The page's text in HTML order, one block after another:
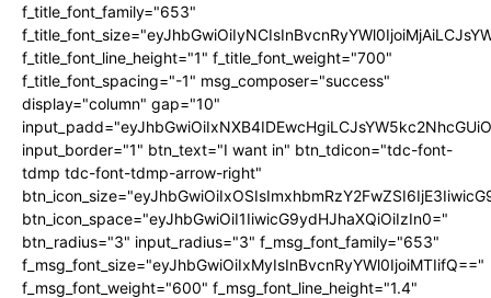
f_title_font_family="653"
f_title_font_line_height="1" f_title_font_weight="700"
f_title_font_spacing="-1" msg_composer="success"
display="column" gap="10"
input_border="1" btn_text="I want in" btn_tdicon="tdc-font-
tdmp tdc-font-tdmp-arrow-right"
btn_icon_space="eyJhbGwiOiI1IiwicG9ydHJhaXQiOiIzIn0="
btn_radius="3" input_radius="3" f_msg_font_family="653"
f_msg_font_size="eyJhbGwiOiIxMyIsInBvcnRyYWl0IjoiMTIifQ=="
f_msg_font_weight="600" f_msg_font_line_height="1.4"